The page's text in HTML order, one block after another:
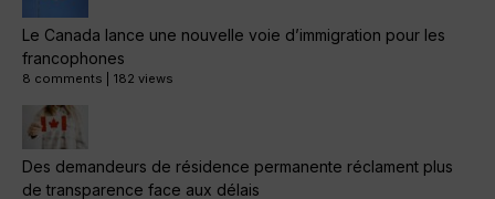
Le Canada lance une nouvelle voie d’immigration pour les
francophones
8 comments 182 views
Des demandeurs de résidence permanente réclament plus
de transparence face aux délais